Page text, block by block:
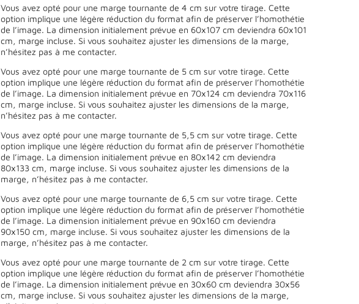
Vous avez opté pour une marge tournante de 4 cm sur votre tirage. Cette
option implique une légère réduction du format afin de préserver l’homothétie
de l’image. La dimension initialement prévue en 60x107 cm deviendra 60x101
cm, marge incluse. Si vous souhaitez ajuster les dimensions de la marge,
n’hésitez pas à me contacter.
Vous avez opté pour une marge tournante de 5 cm sur votre tirage. Cette
option implique une légère réduction du format afin de préserver l’homothétie
de l’image. La dimension initialement prévue en 70x124 cm deviendra 70x116
cm, marge incluse. Si vous souhaitez ajuster les dimensions de la marge,
n’hésitez pas à me contacter.
Vous avez opté pour une marge tournante de 5,5 cm sur votre tirage. Cette
option implique une légère réduction du format afin de préserver l’homothétie
de l’image. La dimension initialement prévue en 80x142 cm deviendra
80x133 cm, marge incluse. Si vous souhaitez ajuster les dimensions de la
marge, n’hésitez pas à me contacter.
Vous avez opté pour une marge tournante de 6,5 cm sur votre tirage. Cette
option implique une légère réduction du format afin de préserver l’homothétie
de l’image. La dimension initialement prévue en 90x160 cm deviendra
90x150 cm, marge incluse. Si vous souhaitez ajuster les dimensions de la
marge, n’hésitez pas à me contacter.
Vous avez opté pour une marge tournante de 2 cm sur votre tirage. Cette
option implique une légère réduction du format afin de préserver l’homothétie
de l’image. La dimension initialement prévue en 30x60 cm deviendra 30x56
cm, marge incluse. Si vous souhaitez ajuster les dimensions de la marge,